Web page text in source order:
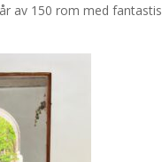
av 150 rom med